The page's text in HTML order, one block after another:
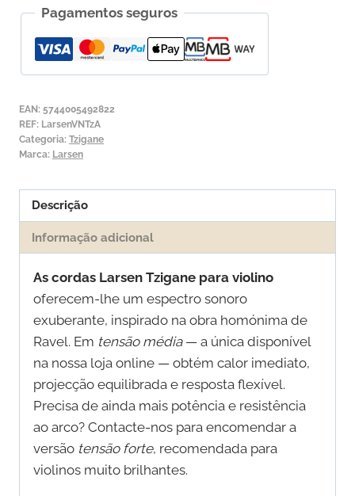
para
Violino
Larsen
2ª
Lá
Alumínio
Pagamentos seguros
EAN: 5744005492822
REF: LarsenVNTzA
Categoria: Tzigane
Marca: Larsen
Descrição
Informação adicional
As cordas Larsen Tzigane para violino
oferecem-lhe um espectro sonoro
exuberante, inspirado na obra homónima de
Ravel. Em tensão média— a única disponível
na nossa loja online — obtém calor imediato,
projecção equilibrada e resposta flexível.
Precisa de ainda mais potência e resistência
ao arco? Contacte-nos para encomendar a
versão tensão forte, recomendada para
violinos muito brilhantes.